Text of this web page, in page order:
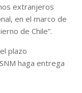
extranjeros
en el marco de
de Chile”.
plazo
haga entrega